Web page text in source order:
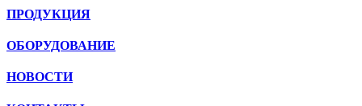
ПРОДУКЦИЯ
ОБОРУДОВАНИЕ
НОВОСТИ